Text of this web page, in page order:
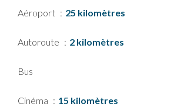
Aéroport 25 kilomètres
Autoroute 2 kilomètres
Bus
Cinéma 15 kilomètres